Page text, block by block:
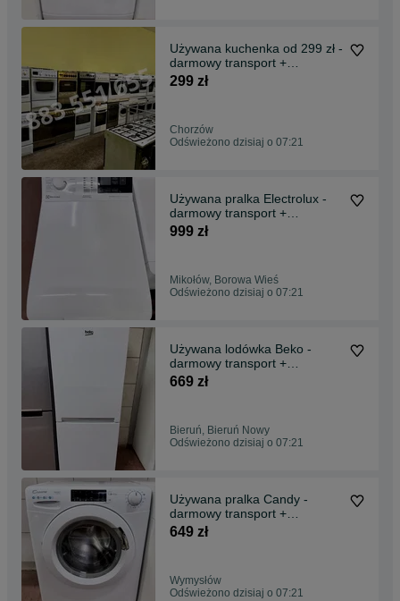
Używana kuchenka od 299 zł -
darmowy transport +
gwarancja
299 zł
Chorzów
Odświeżono dzisiaj o 07:21
Używana pralka Electrolux -
darmowy transport +
gwarancja
999 zł
Mikołów, Borowa Wieś
Odświeżono dzisiaj o 07:21
Używana lodówka Beko -
darmowy transport +
gwarancja
669 zł
Bieruń, Bieruń Nowy
Odświeżono dzisiaj o 07:21
Używana pralka Candy -
darmowy transport +
gwarancja
649 zł
Wymysłów
Odświeżono dzisiaj o 07:21